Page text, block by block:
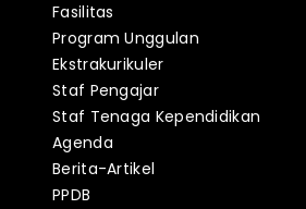
Fasilitas
Program Unggulan
Ekstrakurikuler
Staf Pengajar
Staf Tenaga Kependidikan
Agenda
Berita-Artikel
PPDB